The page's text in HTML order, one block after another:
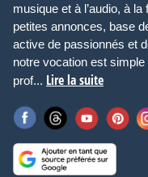
musique et à l’audio, à
petites annonces, base
active de passionnés et
notre vocation est
prof... Lire la suite